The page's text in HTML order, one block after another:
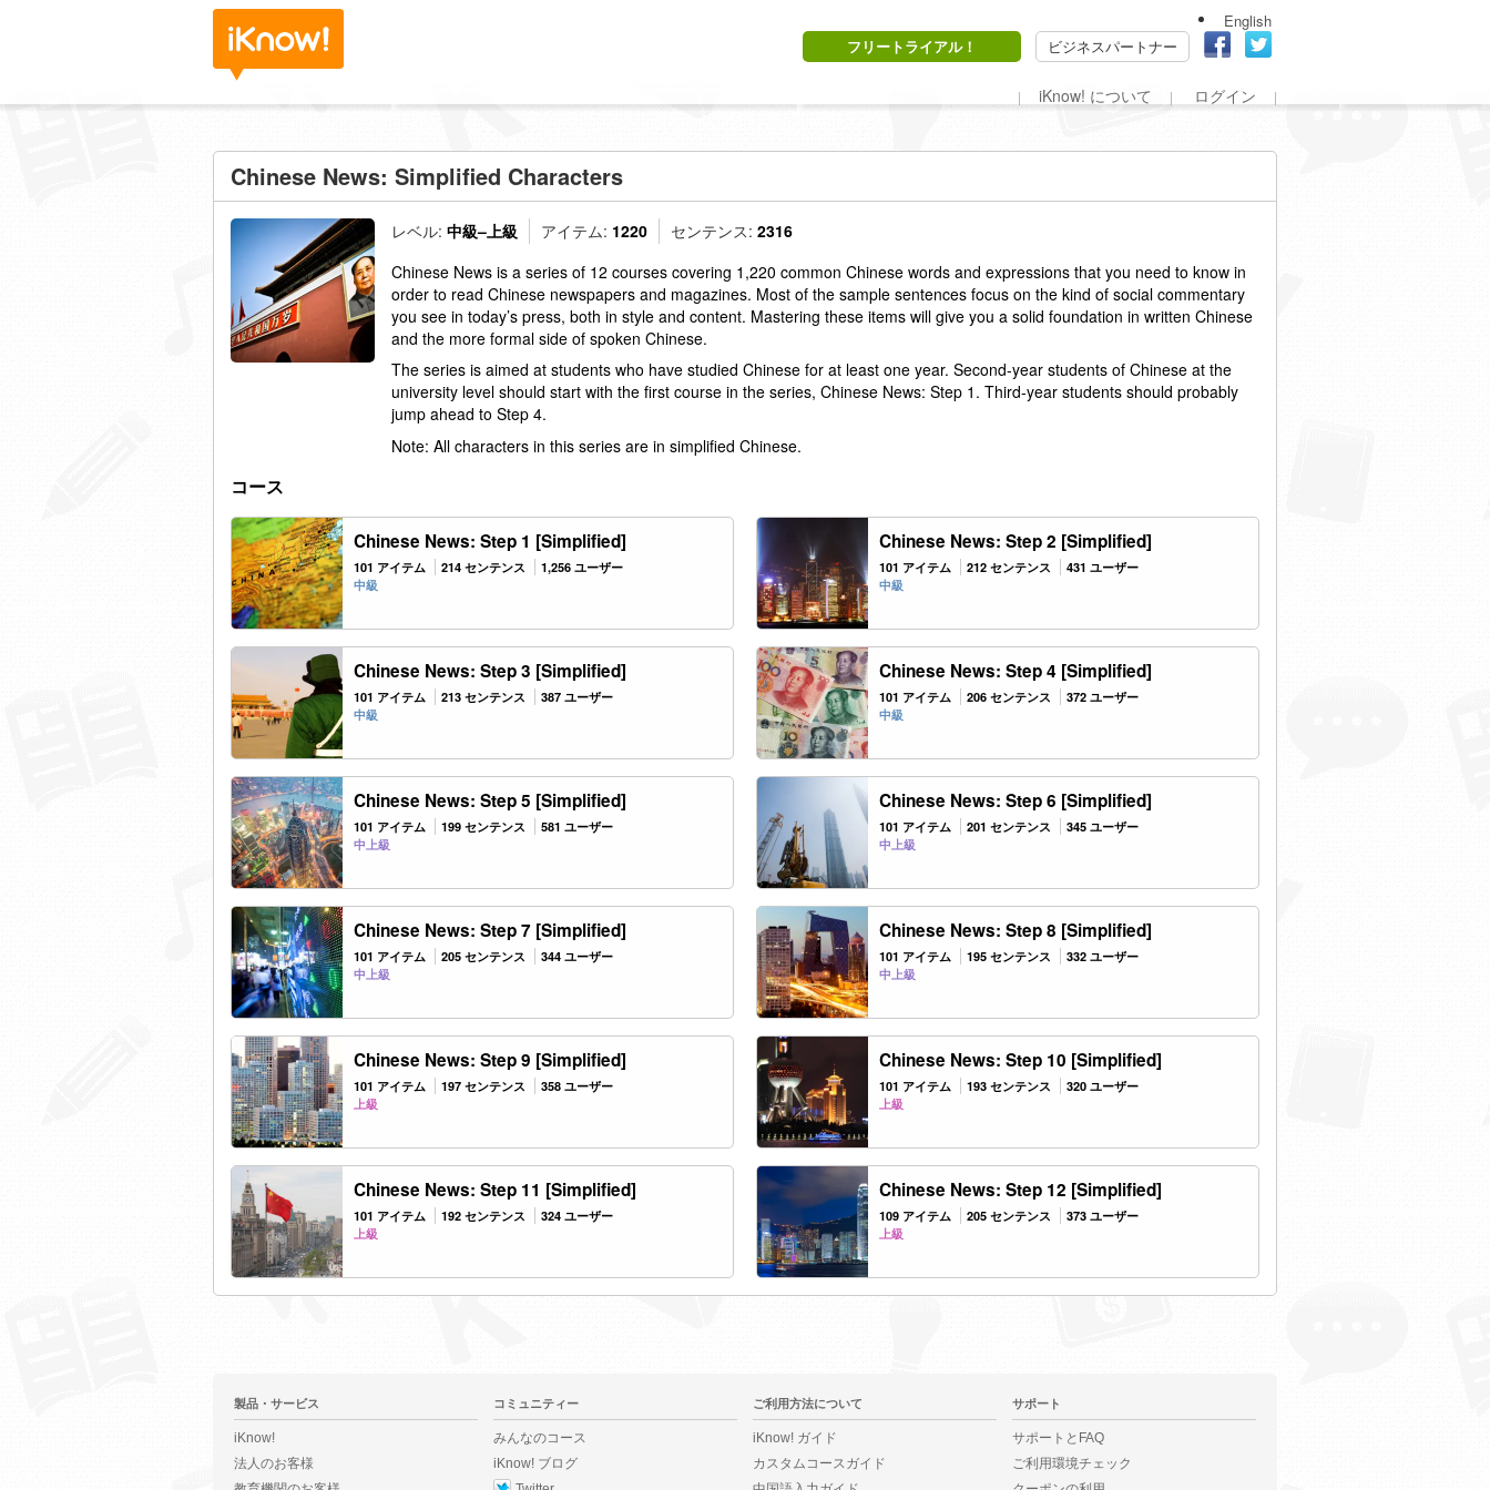
English
フリートライアル！
ビジネスパートナー
iKnow! について ログイン
Chinese News: Simplified Characters
レベル: 中級–上級 アイテム: 1220 センテンス: 2316
Chinese News is a series of 12 courses covering 1,220 common Chinese words and expressions that you need to know in
order to read Chinese newspapers and magazines. Most of the sample sentences focus on the kind of social commentary
you see in today’s press, both in style and content. Mastering these items will give you a solid foundation in written Chinese
and the more formal side of spoken Chinese.
The series is aimed at students who have studied Chinese for at least one year. Second-year students of Chinese at the
university level should start with the first course in the series, Chinese News: Step 1. Third-year students should probably
jump ahead to Step 4.
Note: All characters in this series are in simplified Chinese.
コース
Chinese News: Step 1 [Simplified]
101 アイテム 214 センテンス
1,256 ユーザー
中級
Chinese News: Step 2 [Simplified]
101 アイテム 212 センテンス
431 ユーザー
中級
Chinese News: Step 3 [Simplified]
101 アイテム 213 センテンス
387 ユーザー
中級
Chinese News: Step 4 [Simplified]
101 アイテム 206 センテンス
372 ユーザー
中級
Chinese News: Step 5 [Simplified]
101 アイテム 199 センテンス
581 ユーザー
中上級
Chinese News: Step 6 [Simplified]
101 アイテム 201 センテンス
345 ユーザー
中上級
Chinese News: Step 7 [Simplified]
101 アイテム 205 センテンス
344 ユーザー
中上級
Chinese News: Step 8 [Simplified]
101 アイテム 195 センテンス
332 ユーザー
中上級
Chinese News: Step 9 [Simplified]
101 アイテム 197 センテンス
358 ユーザー
上級
Chinese News: Step 10 [Simplified]
101 アイテム 193 センテンス
320 ユーザー
上級
Chinese News: Step 11 [Simplified]
101 アイテム 192 センテンス
324 ユーザー
上級
Chinese News: Step 12 [Simplified]
109 アイテム 205 センテンス
373 ユーザー
上級
製品・サービス
iKnow!
法人のお客様
コミュニティー
みんなのコース
iKnow! ブログ
ご利用方法について
iKnow! ガイド
カスタムコースガイド
サポート
サポートとFAQ
ご利用環境チェック